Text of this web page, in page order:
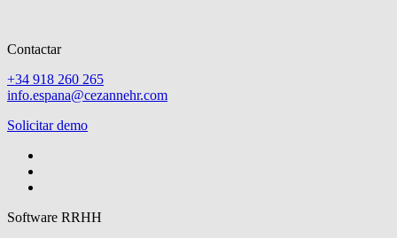
Contactar
+34 918 260 265
info.espana@cezannehr.com
Solicitar demo
Software RRHH